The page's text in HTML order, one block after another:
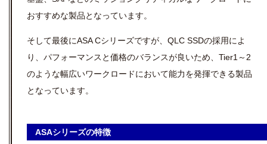
おすすめな製品となっています。
そして最後にASA Cシリーズですが、QLC SSDの採用によ
り、パフォーマンスと価格のバランスが良いため、Tier1～2
のような幅広いワークロードにおいて能力を発揮できる製品
となっています。
ASAシリーズの特徴